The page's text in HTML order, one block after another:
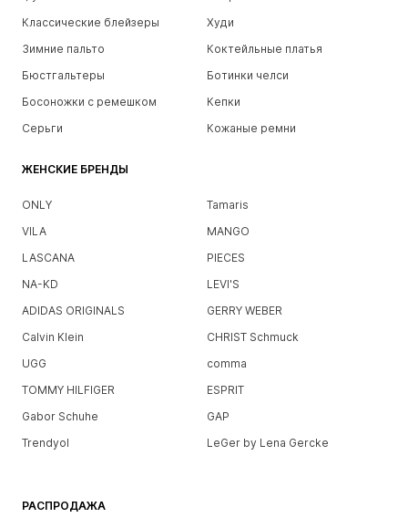
Классические блейзеры
Худи
Зимние пальто
Коктейльные платья
Бюстгальтеры
Ботинки челси
Босоножки с ремешком
Кепки
Серьги
Кожаные ремни
ЖЕНСКИЕ БРЕНДЫ
ONLY
Tamaris
VILA
MANGO
LASCANA
PIECES
NA-KD
LEVI'S
ADIDAS ORIGINALS
GERRY WEBER
Calvin Klein
CHRIST Schmuck
UGG
comma
TOMMY HILFIGER
ESPRIT
Gabor Schuhe
GAP
Trendyol
LeGer by Lena Gercke
РАСПРОДАЖА